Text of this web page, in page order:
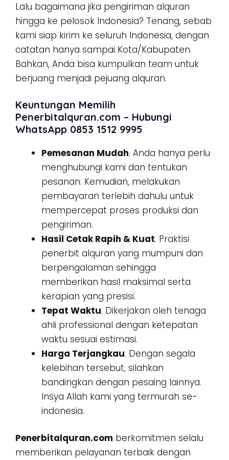
Lalu bagaimana jika pengiriman alquran
hingga ke pelosok Indonesia? Tenang, sebab
kami siap kirim ke seluruh Indonesia, dengan
catatan hanya sampai Kota/Kabupaten.
Bahkan, Anda bisa kumpulkan team untuk
berjuang menjadi pejuang alquran.
Keuntungan Memilih
Penerbitalquran.com – Hubungi
WhatsApp 0853 1512 9995
Pemesanan Mudah. Anda hanya perlu
menghubungi kami dan tentukan
pesanan. Kemudian, melakukan
pembayaran terlebih dahulu untuk
mempercepat proses produksi dan
pengiriman.
Hasil Cetak Rapih & Kuat. Praktisi
penerbit alquran yang mumpuni dan
berpengalaman sehingga
memberikan hasil maksimal serta
kerapian yang presisi.
Tepat Waktu. Dikerjakan oleh tenaga
ahli professional dengan ketepatan
waktu sesuai estimasi.
Harga Terjangkau. Dengan segala
kelebihan tersebut, silahkan
bandingkan dengan pesaing lainnya.
Insya Allah kami yang termurah se-
indonesia.
Penerbitalquran.com berkomitmen selalu
memberikan pelayanan terbaik dengan